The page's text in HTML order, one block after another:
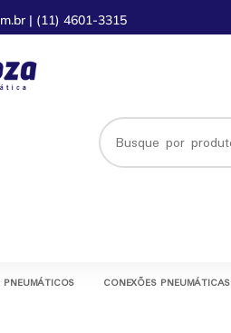
| (11) 4601-3315
CONEXÕES PNEUMÁTICAS